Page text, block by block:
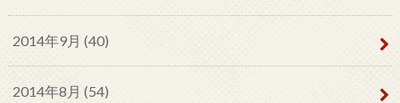
2014年9月 (40)
2014年8月 (54)